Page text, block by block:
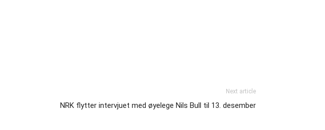
Next article
NRK flytter intervjuet med øyelege Nils Bull til 13. desember